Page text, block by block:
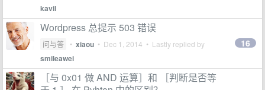
kavil
Wordpress 总提示 503 错误
问与答 • xiaou • Dec 1, 2014 • Lastly replied by
smileawei
16
［与 0x01 做 AND 运算］和 ［判断是否等